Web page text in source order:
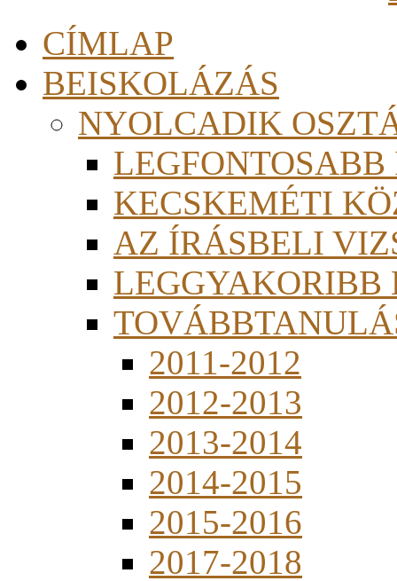
CÍMLAP
BEISKOLÁZÁS
NYOLCADIK
KECSKEMÉTI
AZ ÍRÁSBELI
LEGGYAKORIBB
2011-2012
2012-2013
2013-2014
2014-2015
2015-2016
2017-2018